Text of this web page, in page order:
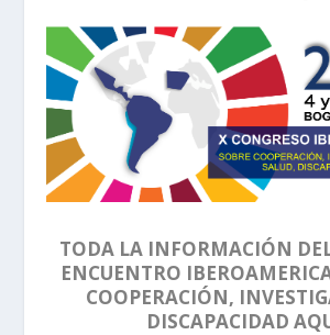
TODA LA INFORMACIÓN
ENCUENTRO
COOPERACIÓN,
DISCAPACIDAD